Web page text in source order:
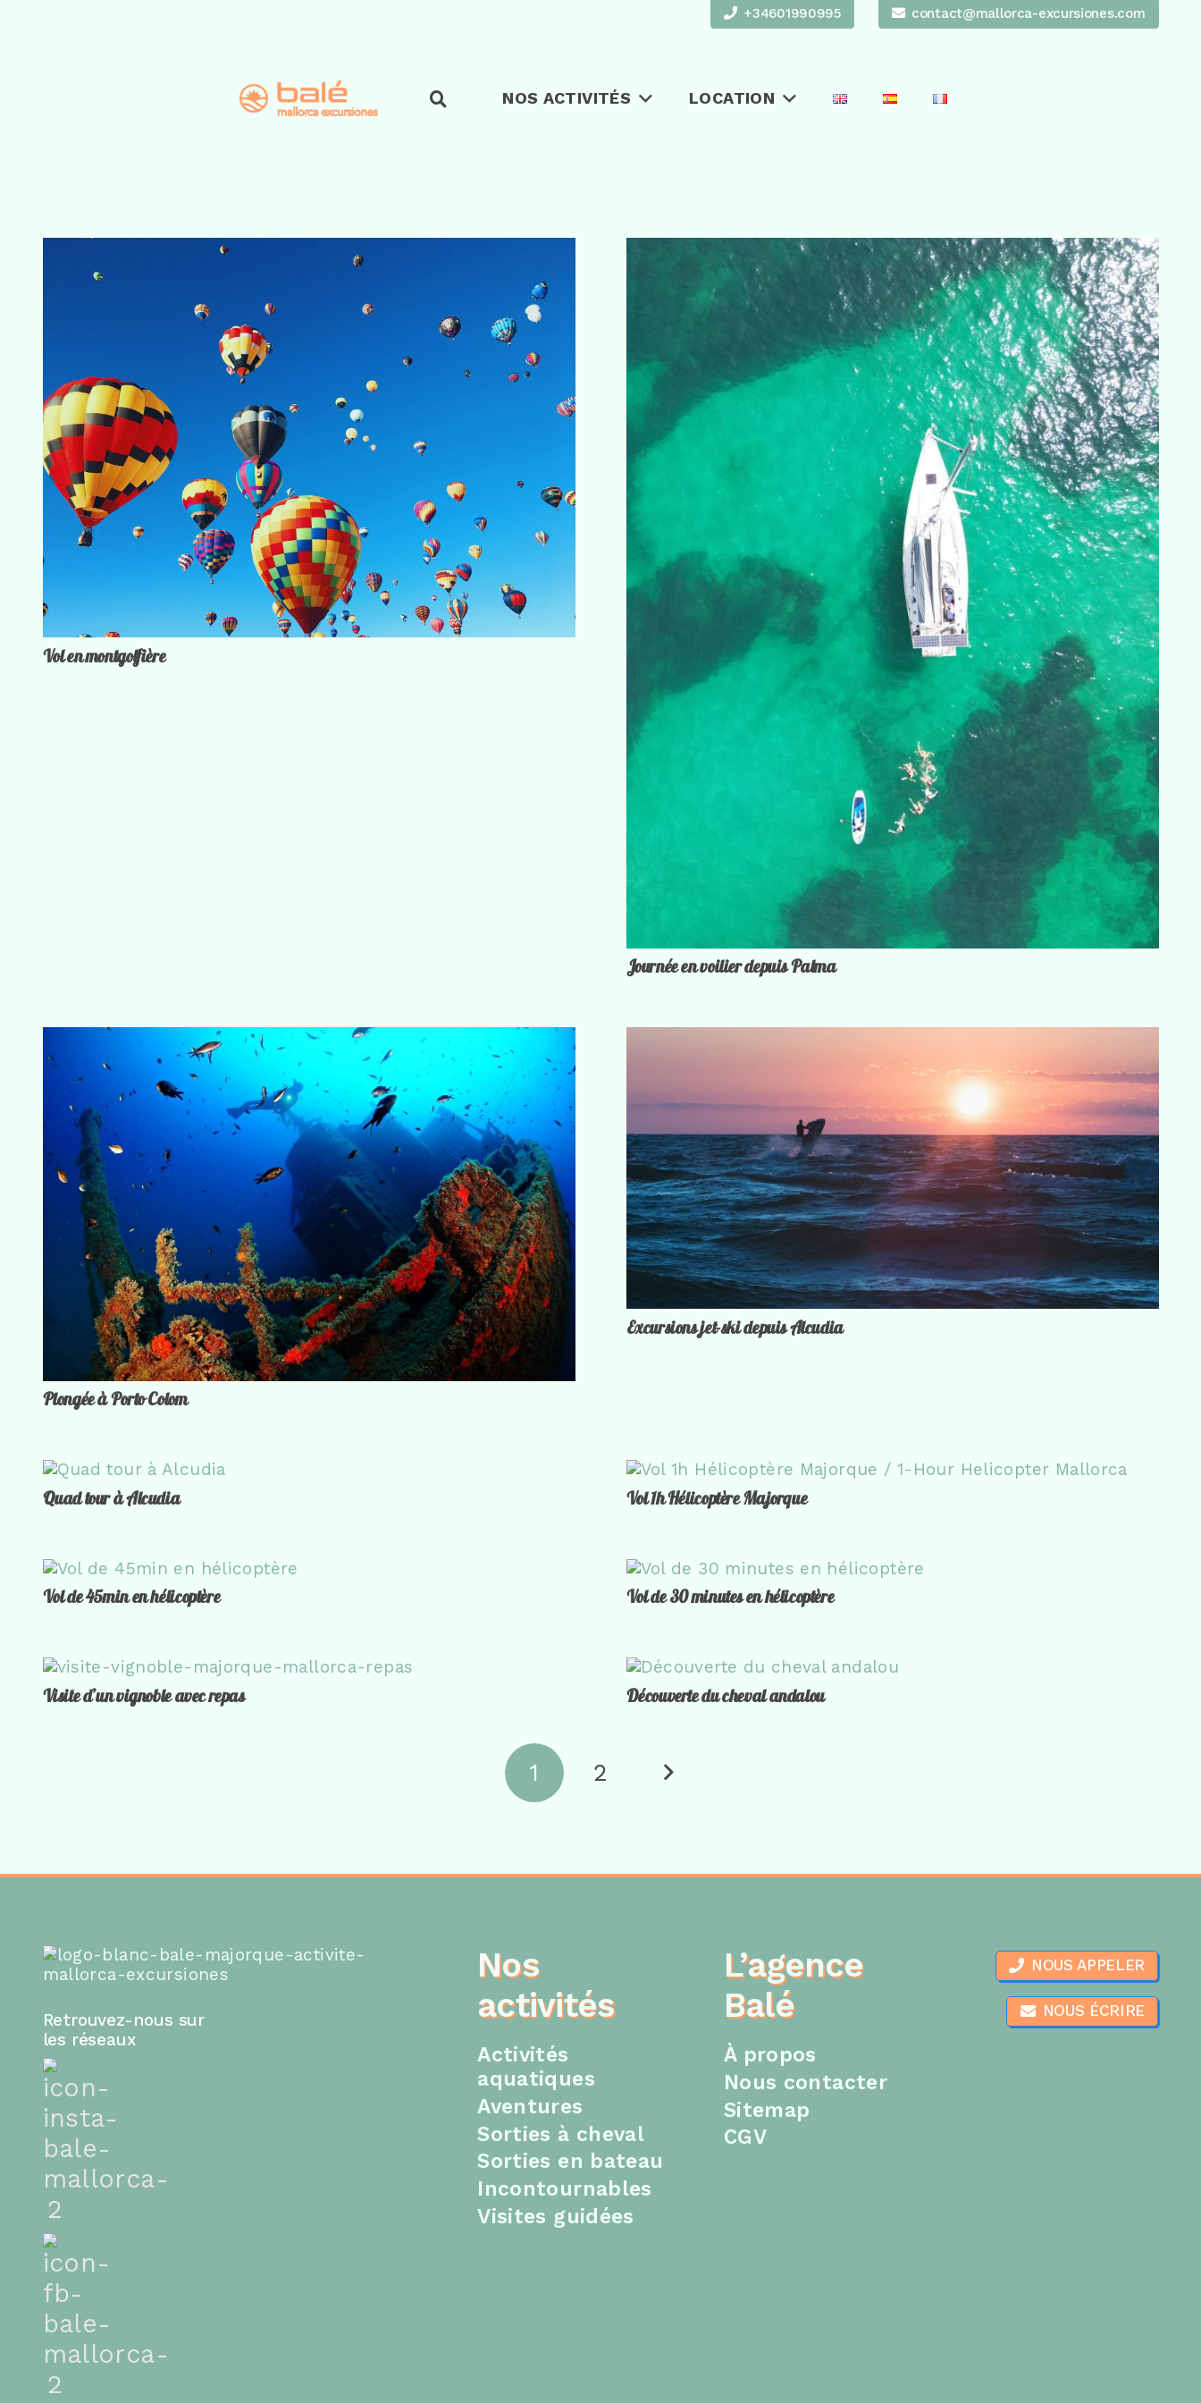
+34601990995 contact@mallorca-excursiones.com
NOS ACTIVITÉS LOCATION
Vol en montgolfière
Journée en voilier depuis Palma
Plongée à Porto Colom
Excursions jet-ski depuis Alcudia
Quad tour à Alcudia Vol 1h Hélicoptère Majorque
Vol de 45min en hélicoptère Vol de 30 minutes en hélicoptère
Visite d’un vignoble avec repas Découverte du cheval andalou
1 2
Retrouvez-nous sur
les réseaux
Nos
activités
Activités
aquatiques
Aventures
Sorties à cheval
Sorties en bateau
Incontournables
Visites guidées
L’agence
Balé
À propos
Nous contacter
Sitemap
CGV
NOUS APPELER
NOUS ÉCRIRE